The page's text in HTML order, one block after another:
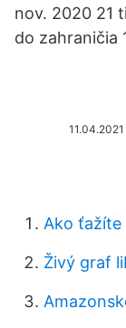
nov. 2020 21
do zahraničia
11.04.2021
Ako
Živý graf